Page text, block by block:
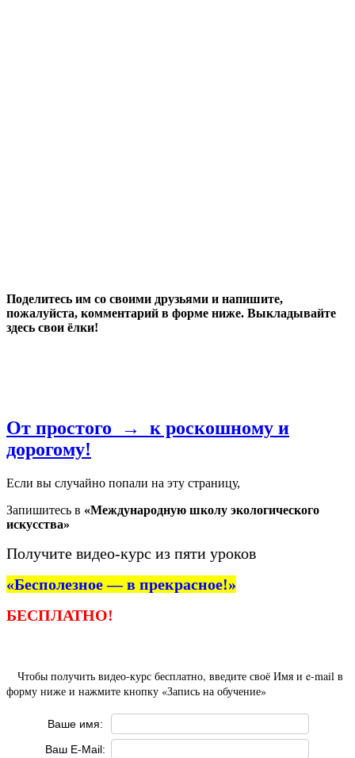
Поделитесь им со своими друзьями и напишите,
пожалуйста, комментарий в форме ниже. Выкладывайте
здесь свои ёлки!
От простого →
к роскошному и
дорогому!
Если вы случайно попали на эту страницу,
Запишитесь в «Международную школу экологического
искусства»
Получите видео-курс из пяти уроков
«Бесполезное — в прекрасное!»
БЕСПЛАТНО!
Чтобы получить видео-курс бесплатно, введите своё Имя и e-mail в
форму ниже и нажмите кнопку «Запись на обучение»
Ваше имя:
Ваш E-Mail: